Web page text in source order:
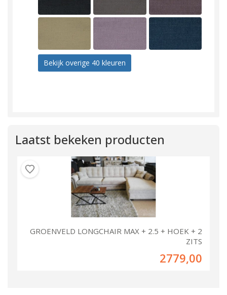
Bekijk overige 40 kleuren
Laatst bekeken producten
GROENVELD LONGCHAIR MAX + 2.5 + HOEK + 2
ZITS
2779,00